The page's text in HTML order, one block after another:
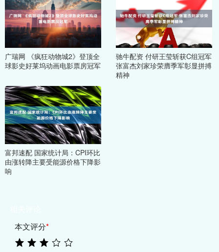
广瑞网 《疯狂动物城2》登顶全
球影史好莱坞动画电影票房冠军
驰牛配资 付研王莹斩获C组冠军
张富杰刘家珍荣膺季军彰显拼搏
精神
富邦速配 国家统计局：CPI环比
由涨转降主要受能源价格下降影
响
本文评分*